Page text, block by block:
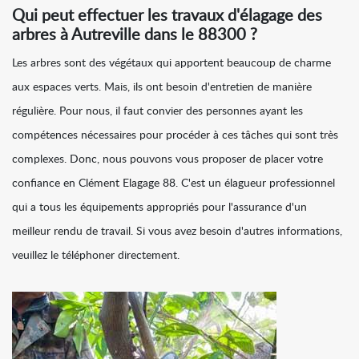
Qui peut effectuer les travaux d'élagage des
arbres à Autreville dans le 88300 ?
Les arbres sont des végétaux qui apportent beaucoup de charme
aux espaces verts. Mais, ils ont besoin d'entretien de manière
régulière. Pour nous, il faut convier des personnes ayant les
compétences nécessaires pour procéder à ces tâches qui sont très
complexes. Donc, nous pouvons vous proposer de placer votre
confiance en Clément Elagage 88. C'est un élagueur professionnel
qui a tous les équipements appropriés pour l'assurance d'un
meilleur rendu de travail. Si vous avez besoin d'autres informations,
veuillez le téléphoner directement.